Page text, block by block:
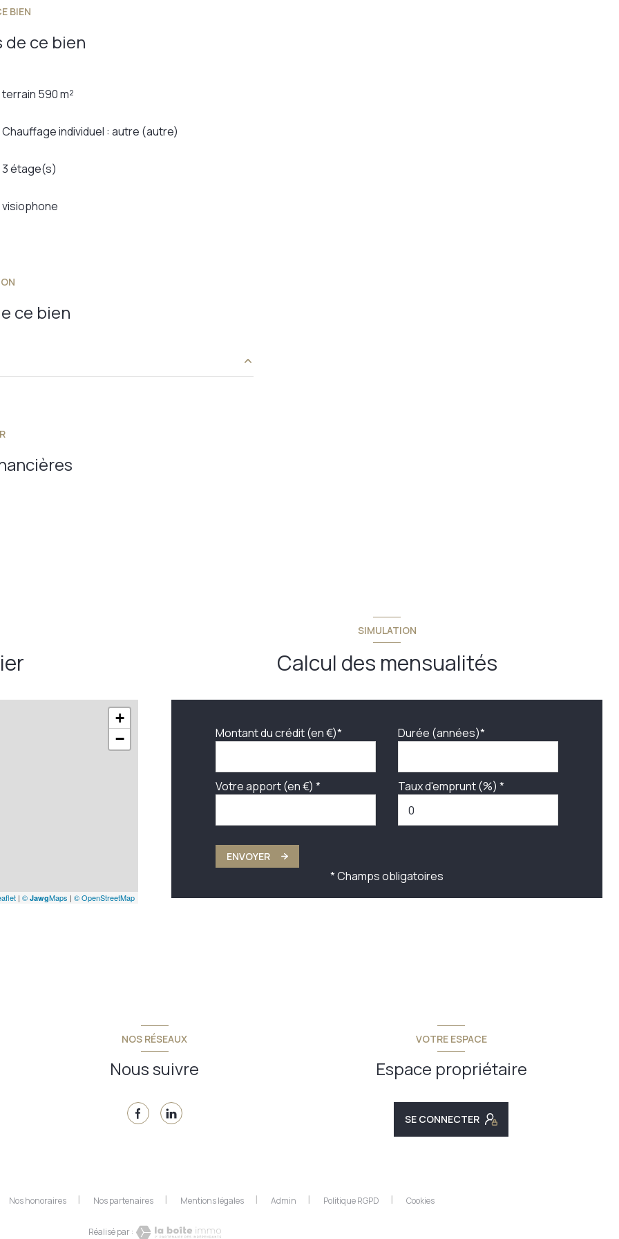
BIEN
ce bien
terrain 590 m²
Chauffage individuel : autre (autre)
3 étage(s)
visiophone
ce bien
+
−
| © JawgMaps | © OpenStreetMap
SIMULATION
Calcul des mensualités
Montant du crédit (en €)* Durée (années)*
Votre apport (en €) * Taux d'emprunt (%) *
ENVOYER
* Champs obligatoires
NOS RÉSEAUX
Nous suivre
VOTRE ESPACE
Espace propriétaire
SE CONNECTER
Nos honoraires Nos partenaires Mentions légales Admin Politique RGPD Cookies
Réalisé par :